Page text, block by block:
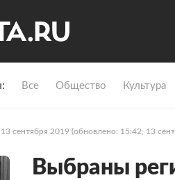
Все Общество Культура
сентября 2019 (обновлено: 15:42, 13
Выбраны